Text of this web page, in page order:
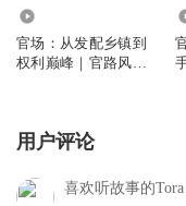
官场：从发配乡镇到
权利巅峰｜官路风云
用户评论
喜欢听故事的Tora